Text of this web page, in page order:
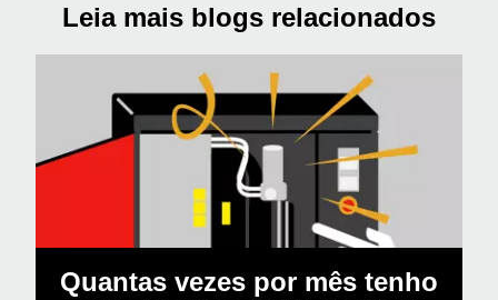
Leia mais blogs relacionados
Quantas vezes por mês tenho